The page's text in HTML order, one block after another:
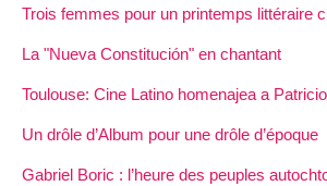
Trois femmes pour un printemps littéraire
La "Nueva Constitución" en chantant
Toulouse: Cine Latino homenajea a
Un drôle d’Album pour une drôle d’époque
Gabriel Boric : l’heure des peuples